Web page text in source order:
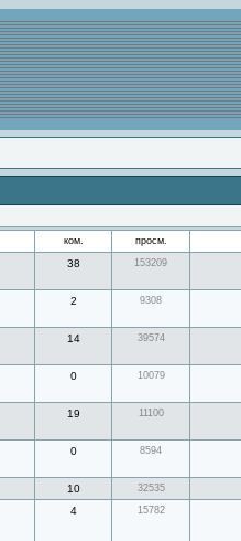
ком. просм.
38 153209
2 9308
14 39574
0 10079
19 11100
0 8594
10 32535
4 15782